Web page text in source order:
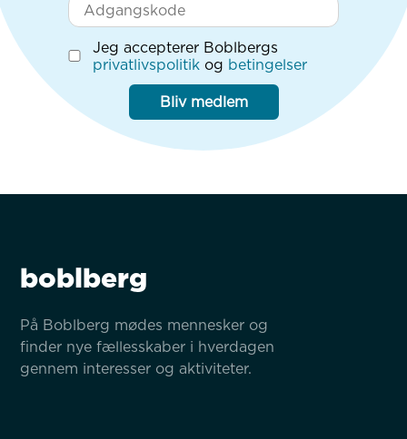
Jeg accepterer Boblbergs
privatlivspolitik og betingelser
Bliv medlem
boblberg
På Boblberg mødes mennesker og
finder nye fællesskaber i hverdagen
gennem interesser og aktiviteter.